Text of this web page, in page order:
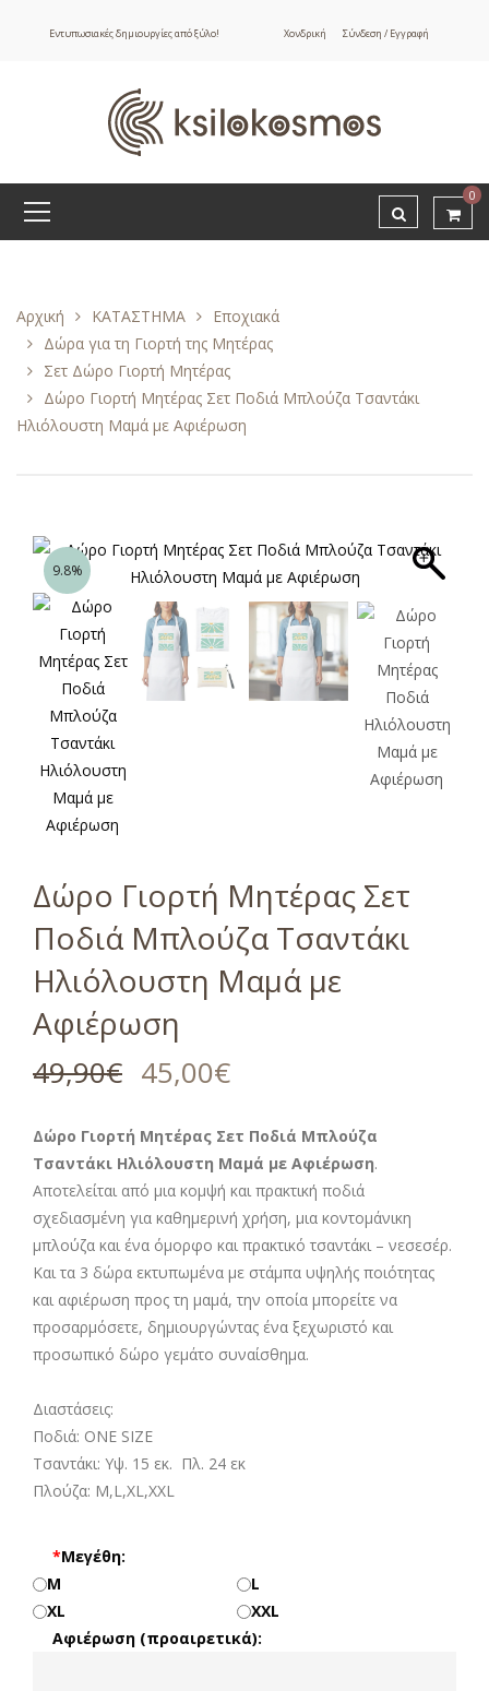
Εντυπωσιακές δημιουργίες από ξύλο! Χονδρική Σύνδεση / Εγγραφή
0
Αρχική ΚΑΤΑΣΤΗΜΑ
Εποχιακά
Δώρα για τη Γιορτή της Μητέρας
Σετ Δώρο Γιορτή Μητέρας
Δώρο Γιορτή Μητέρας Σετ Ποδιά Μπλούζα Τσαντάκι
Ηλιόλουστη Μαμά με Αφιέρωση
9.8%
Δώρο Γιορτή Μητέρας Σετ
Ποδιά Μπλούζα Τσαντάκι
Ηλιόλουστη Μαμά με
Αφιέρωση
49,90€ 45,00€
Δώρο Γιορτή Μητέρας Σετ Ποδιά Μπλούζα
Τσαντάκι Ηλιόλουστη Μαμά με Αφιέρωση.
Αποτελείται από μια κομψή και πρακτική ποδιά
σχεδιασμένη για καθημερινή χρήση, μια κοντομάνικη
μπλούζα και ένα όμορφο και πρακτικό τσαντάκι – νεσεσέρ.
Και τα 3 δώρα εκτυπωμένα με στάμπα υψηλής ποιότητας
και αφιέρωση προς τη μαμά, την οποία μπορείτε να
προσαρμόσετε, δημιουργώντας ένα ξεχωριστό και
προσωπικό δώρο γεμάτο συναίσθημα.
Διαστάσεις:
Ποδιά: ONE SIZE
Τσαντάκι: Υψ. 15 εκ. Πλ. 24 εκ
Πλούζα: M,L,XL,XXL
*Μεγέθη:
M
L
XL
XXL
Αφιέρωση (προαιρετικά):